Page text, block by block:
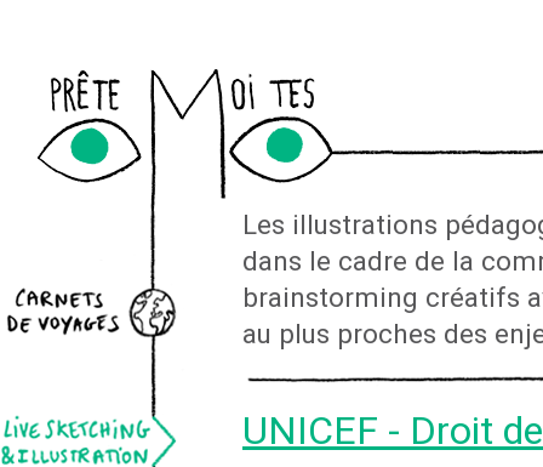
Les illustrations
dans le cadre de la
brainstorming créatifs
au plus proches des
UNICEF - Droit